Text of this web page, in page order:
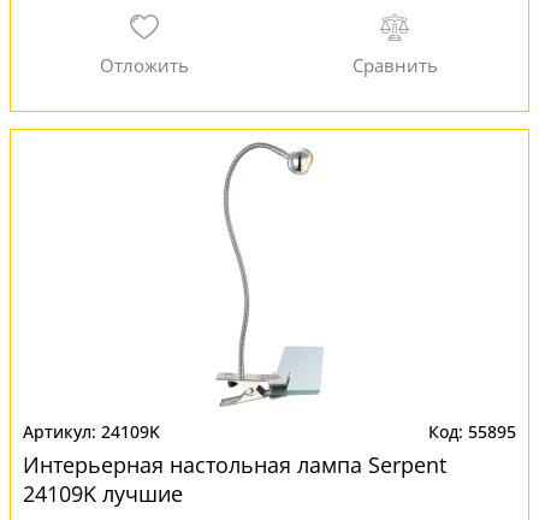
24109K 55895
Интерьерная настольная лампа Serpent
24109K лучшие